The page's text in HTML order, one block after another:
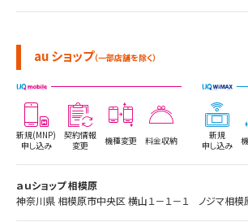
au ショップ（一部店舗を除く）
新規(MNP)
申し込み
契約情報
変更
機種変更 料金収納
新規
申し込み
ａｕショップ 相模原
神奈川県 相模原市中央区 横山１－１－１ ノジマ相模